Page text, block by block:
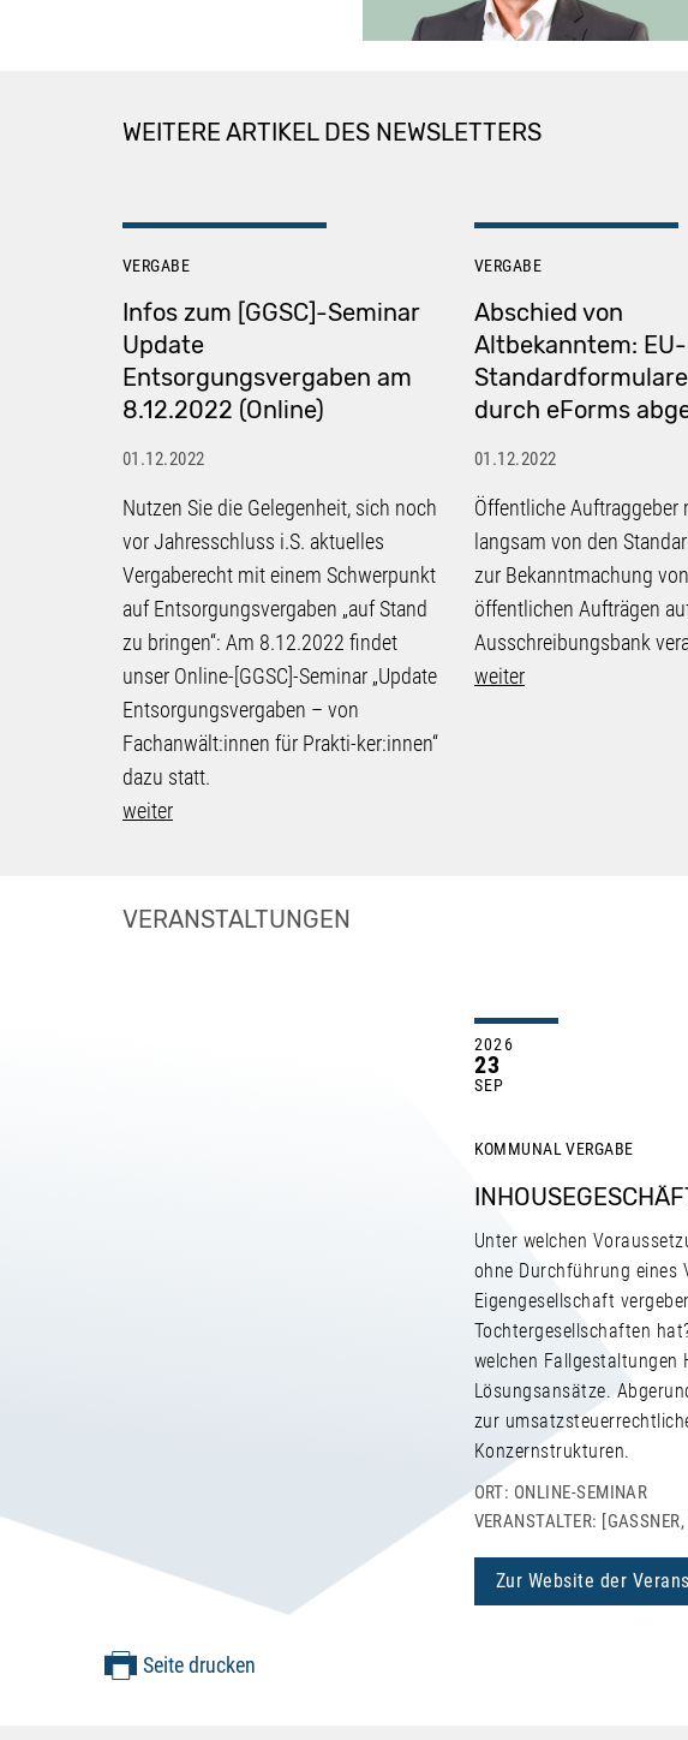
WEITERE ARTIKEL DES NEWSLETTERS
VERGABE
Infos zum [GGSC]-Seminar
Update
Entsorgungsvergaben am
8.12.2022 (Online)
01.12.2022
Nutzen Sie die Gelegenheit, sich noch
vor Jahresschluss i.S. aktuelles
Vergaberecht mit einem Schwerpunkt
auf Entsorgungsvergaben „auf Stand
zu bringen“: Am 8.12.2022 findet
unser Online-[GGSC]-Seminar „Update
Entsorgungsvergaben – von
Fachanwält:innen für Prakti-ker:innen“
dazu statt.
weiter
VERGABE
Abschied von
Altbekanntem: EU-
durch eForms
01.12.2022
Öffentliche Auftraggeber
langsam von den
zur Bekanntmachung von
öffentlichen Aufträgen
Ausschreibungsbank
weiter
VERANSTALTUNGEN
2026
23
SEP
KOMMUNAL VERGABE
Unter welchen
ohne Durchführung eines
Eigengesellschaft
Tochtergesellschaften
welchen Fallgestaltungen
Lösungsansätze.
zur
Konzernstrukturen.
ORT: ONLINE-SEMINAR
VERANSTALTER:
Zur Website der
Seite drucken